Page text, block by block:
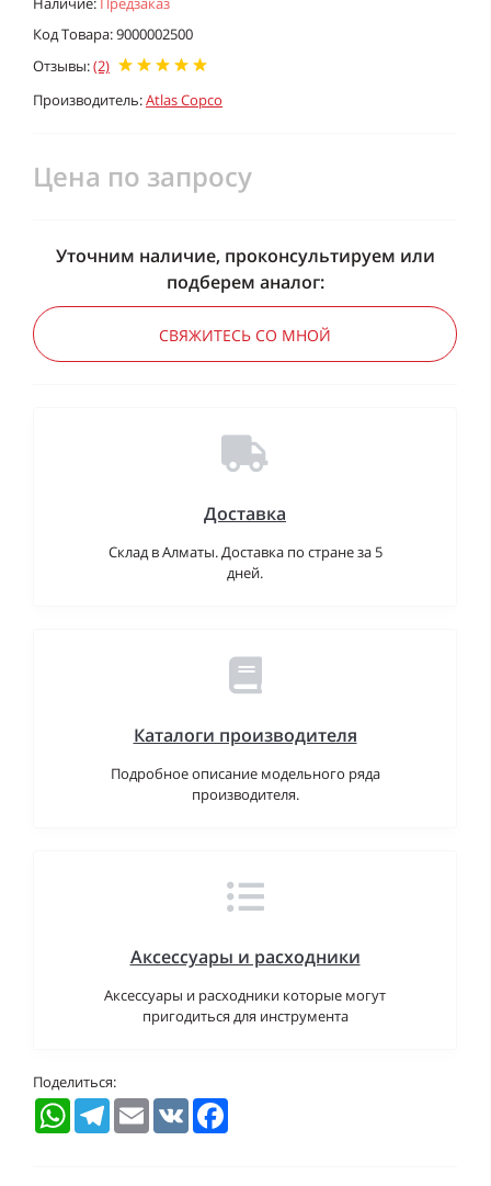
Код Товара: 9000002500
Отзывы:(2)
Производитель:Atlas Copco
Цена по запросу
Уточним наличие, проконсультируем или
подберем аналог:
СВЯЖИТЕСЬ СО МНОЙ
Доставка
Склад в Алматы. Доставка по стране за 5
дней.
Каталоги производителя
Подробное описание модельного ряда
производителя.
Аксессуары и расходники
Аксессуары и расходники которые могут
пригодиться для инструмента
Поделиться:
WhatsAppTelegramEmail VK